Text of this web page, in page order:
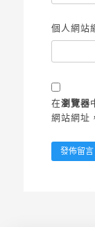
個人網站
在瀏覽器
網站網址